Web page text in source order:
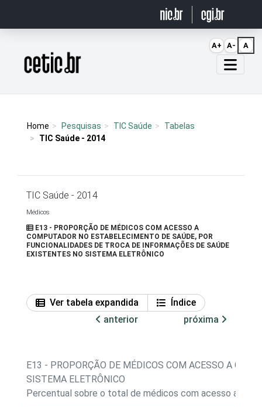
Página inicial
Home Pesquisas TIC Saúde
Tabelas
TIC Saúde - 2014
TIC Saúde - 2014
Médicos
E13 - PROPORÇÃO DE MÉDICOS COM ACESSO A
COMPUTADOR NO ESTABELECIMENTO DE SAÚDE, POR
FUNCIONALIDADES DE TROCA DE INFORMAÇÕES DE SAÚDE
EXISTENTES NO SISTEMA ELETRÔNICO
Ver tabela expandida
Índice
anterior
próxima
E13 - PROPORÇÃO DE MÉDICOS COM ACESSO A
SISTEMA ELETRÔNICO
Percentual sobre o total de médicos com acesso a
A+ A- A